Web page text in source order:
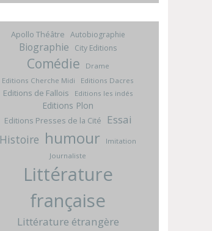
Apollo Théâtre Autobiographie
Biographie City Editions
Comédie
Drame
Editions Cherche Midi
Editions Dacres
Editions de Fallois Editions les indés
Editions Plon
Editions Presses de la Cité Essai
Histoire humour
Imitation
Journaliste
Littérature
française
Littérature étrangère